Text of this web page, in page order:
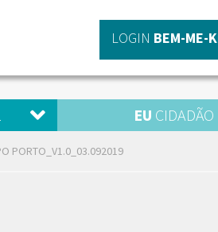
LOGIN BEM-ME-
EU CIDADÃO
PORTO_V1.0_03.092019